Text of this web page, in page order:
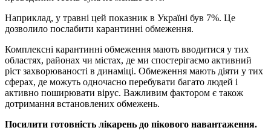
Наприклад, у травні цей показник в Україні був 7%. Це
дозволило послабити карантинні обмеження.
Комплексні карантинні обмеження мають вводитися у тих
областях, районах чи містах, де ми спостерігаємо активний
ріст захворюваності в динаміці. Обмеження мають діяти у тих
сферах, де можуть одночасно перебувати багато людей і
активно поширювати вірус. Важливим фактором є також
дотримання встановлених обмежень.
Посилити готовність лікарень до пікового навантаження.